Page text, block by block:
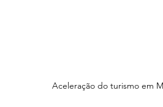
Aceleração do turismo em